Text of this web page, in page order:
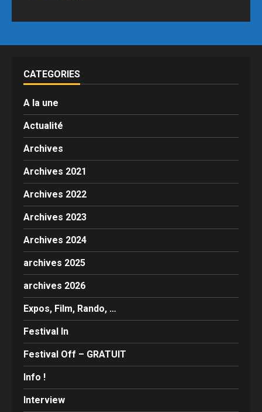
CATEGORIES
A la une
Actualité
Archives
Archives 2021
Archives 2022
Archives 2023
Archives 2024
archives 2025
archives 2026
Expos, Film, Rando, …
Festival In
Festival Off – GRATUIT
Info !
Interview